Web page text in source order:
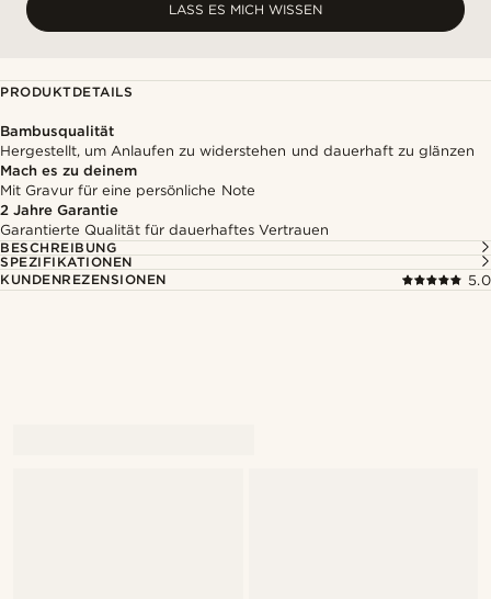
LASS ES MICH WISSEN
PRODUKTDETAILS
Bambusqualität
Hergestellt, um Anlaufen zu widerstehen und dauerhaft zu glänzen
Mach es zu deinem
Mit Gravur für eine persönliche Note
2 Jahre Garantie
Garantierte Qualität für dauerhaftes Vertrauen
BESCHREIBUNG
SPEZIFIKATIONEN
KUNDENREZENSIONEN
5.0